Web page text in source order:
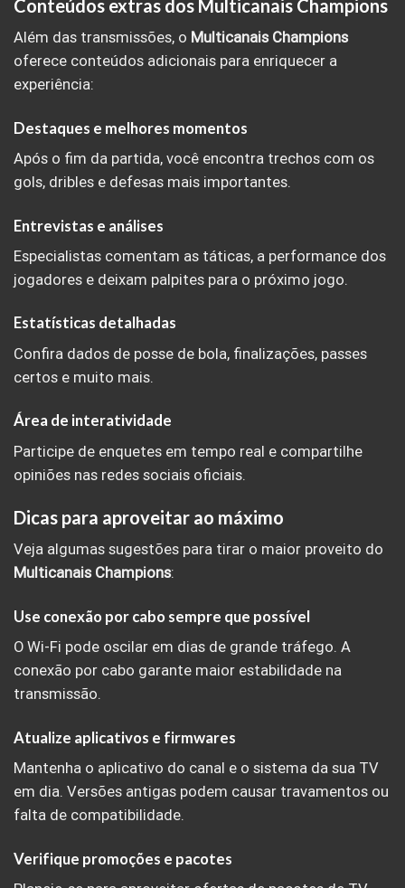
Conteúdos extras dos Multicanais Champions
Além das transmissões, o Multicanais Champions
oferece conteúdos adicionais para enriquecer a
experiência:
Destaques e melhores momentos
Após o fim da partida, você encontra trechos com os
gols, dribles e defesas mais importantes.
Entrevistas e análises
Especialistas comentam as táticas, a performance dos
jogadores e deixam palpites para o próximo jogo.
Estatísticas detalhadas
Confira dados de posse de bola, finalizações, passes
certos e muito mais.
Área de interatividade
Participe de enquetes em tempo real e compartilhe
opiniões nas redes sociais oficiais.
Dicas para aproveitar ao máximo
Veja algumas sugestões para tirar o maior proveito do
Multicanais Champions:
Use conexão por cabo sempre que possível
O Wi-Fi pode oscilar em dias de grande tráfego. A
conexão por cabo garante maior estabilidade na
transmissão.
Atualize aplicativos e firmwares
Mantenha o aplicativo do canal e o sistema da sua TV
em dia. Versões antigas podem causar travamentos ou
falta de compatibilidade.
Verifique promoções e pacotes